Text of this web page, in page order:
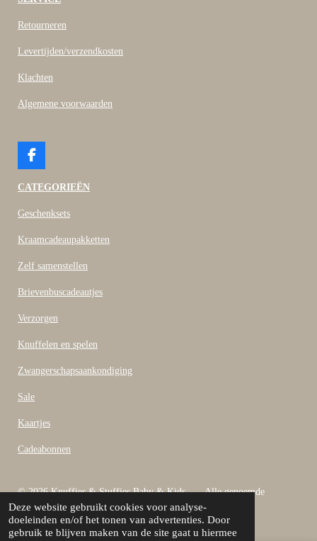
Deze website gebruikt cookies voor analyse-
doeleinden en/of het tonen van advertenties. Door
gebruik te blijven maken van de site gaat u hiermee
Retourneren
Levertijden/verzendkosten
Klachten
Algemene voorwaarden
F
c
b
o
CATEGORIEËN
Geschenksets
Kraamcadeaupakketten
Zelf samenstellen
Brievenbuscadeautjes
Verzorgen
Knuffelen en spelen
Zwangerschapsaankondiging
Sale
Kaartjes
Cadeabonnen
© 2026 Knuffies & Stuffies Baby & Kids Alle genoemde
bedragen zijn inclusief B.T.W
Powered by JouwWeb